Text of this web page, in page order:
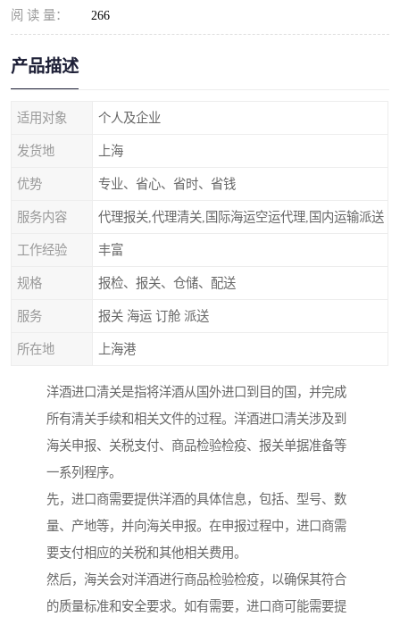
阅 读 量： 266
产品描述
适用对象 个人及企业
发货地 上海
优势 专业、省心、省时、省钱
服务内容 代理报关,代理清关,国际海运空运代理,国内运输派送
工作经验 丰富
规格 报检、报关、仓储、配送
服务 报关 海运 订舱 派送
所在地 上海港
洋酒进口清关是指将洋酒从国外进口到目的国，并完成
所有清关手续和相关文件的过程。洋酒进口清关涉及到
海关申报、关税支付、商品检验检疫、报关单据准备等
一系列程序。
先，进口商需要提供洋酒的具体信息，包括、型号、数
量、产地等，并向海关申报。在申报过程中，进口商需
要支付相应的关税和其他相关费用。
然后，海关会对洋酒进行商品检验检疫，以确保其符合
的质量标准和安全要求。如有需要，进口商可能需要提